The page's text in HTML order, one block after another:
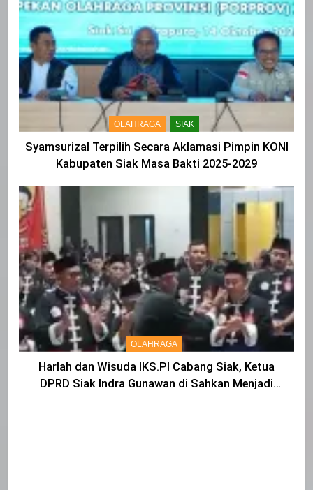
OLAHRAGA SIAK
Syamsurizal Terpilih Secara Aklamasi Pimpin KONI
Kabupaten Siak Masa Bakti 2025-2029
OLAHRAGA
Harlah dan Wisuda IKS.PI Cabang Siak, Ketua
DPRD Siak Indra Gunawan di Sahkan Menjadi